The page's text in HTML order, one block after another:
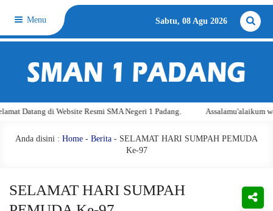
Menu Sabtu, 08 Agu 2026
di Website Resmi SMA Negeri 1 Padang. Assalamu'alaikum
Anda disini : Home - Berita - SELAMAT HARI SUMPAH PEMUDA
Ke-97
SELAMAT HARI SUMPAH